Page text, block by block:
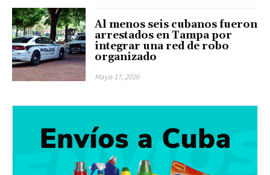
Al menos seis cubanos fueron
arrestados en Tampa por
integrar una red de robo
organizado
Mayo 17, 2026